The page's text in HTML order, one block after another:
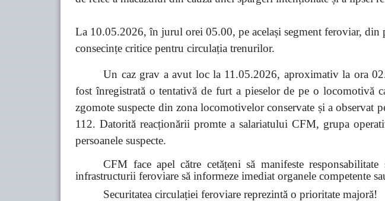
La 10.05.2026, în jurul orei 05.00, pe același segment feroviar, din
consecințe critice pentru circulația trenurilor.
Un caz grav a avut loc la 11.05.2026, aproximativ la ora
fost înregistrată o tentativă de furt a pieselor de pe o locomotivă
zgomote suspecte din zona locomotivelor conservate și a observat
112. Datorită reacționării promte a salariatului CFM, grupa
persoanele suspecte.
CFM face apel către cetățeni să manifeste
infrastructurii feroviare să informeze imediat organele competente
Securitatea circulației feroviare reprezintă o prioritate majoră!